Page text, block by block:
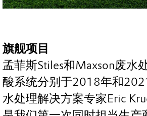
旗舰项目
孟菲斯Stiles和Maxson废水
酸系统分别于2018年和
水处理解决方案专家Eric